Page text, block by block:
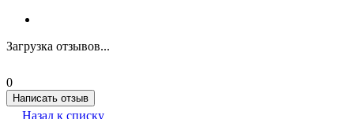
Загрузка отзывов...
0
Написать отзыв
Назад к списку